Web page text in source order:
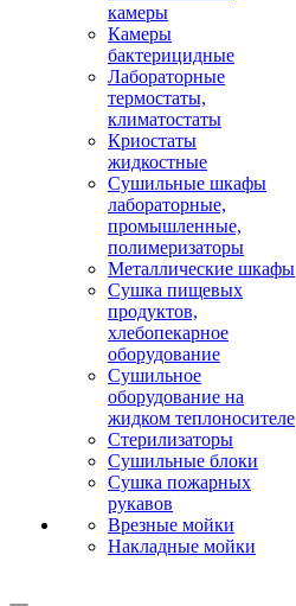
камеры
Камеры
бактерицидные
Лабораторные
термостаты,
климатостаты
Криостаты
жидкостные
Сушильные шкафы
лабораторные,
промышленные,
полимеризаторы
Металлические шкафы
Сушка пищевых
продуктов,
хлебопекарное
оборудование
Сушильное
оборудование на
жидком теплоносителе
Стерилизаторы
Сушильные блоки
Сушка пожарных
рукавов
Врезные мойки
Накладные мойки